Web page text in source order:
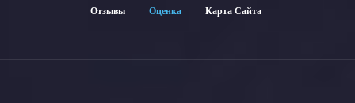
Отзывы
Оценка Карта Сайта